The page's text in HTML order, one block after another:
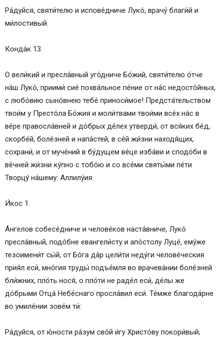
Ра́дуйся, святи́телю и испове́дниче Луко́, врачу́ благи́й и
ми́лостивый.
Конда́к 13.
О вели́кий и пресла́вный уго́дниче Бо́жий, святи́телю о́тче
на́ш Луко́, приими́ сие́ похва́льное пе́ние от на́с недосто́йных,
с любо́вию сыно́внею тебе́ приноси́мое! Предста́тельством
твои́м у Престо́ла Бо́жия и моли́твами твои́ми все́х на́с в
ве́ре правосла́вней и до́брых де́лех утверди́, от вся́ких бе́д,
скорбе́й, боле́зней и напа́стей, в се́й жи́зни находя́щих,
сохрани́, и от муче́ний в бу́дущем ве́це изба́ви и сподо́би в
ве́чней жи́зни ку́пно с тобо́ю и со все́ми святы́ми пе́ти
Творцу́ на́шему: Аллилу́ия.
И́кос 1.
А́нгелов собесе́дниче и челове́ков наста́вниче, Луко́
пресла́вный, подо́бне евангели́сту и апо́столу Луце́, ему́же
тезоимени́т сы́й, от Бо́га да́р цели́ти неду́ги челове́ческия
прия́л еси́, мно́гия труды́ подъе́мля во врачева́нии боле́зней
бли́жних, пло́ть нося́, о пло́ти не раде́л еси́, де́лы же
до́брыми Отца́ Небе́снаго просла́вил еси́. Те́мже благода́рне
во умиле́нии зове́м ти́:
Ра́дуйся, от ю́ности ра́зум сво́й и́гу Христо́ву покори́вый;